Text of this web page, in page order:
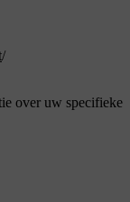
/
over uw specifieke